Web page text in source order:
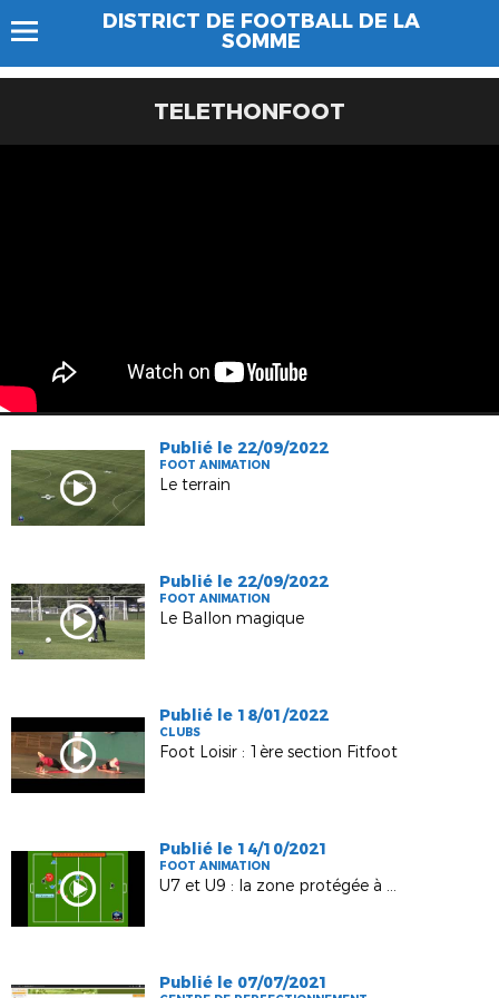
DISTRICT DE FOOTBALL DE LA
SOMME
TELETHONFOOT
Publié le 22/09/2022
FOOT ANIMATION
Le terrain
Publié le 22/09/2022
FOOT ANIMATION
Le Ballon magique
Publié le 18/01/2022
CLUBS
Foot Loisir : 1ère section Fitfoot
Publié le 14/10/2021
FOOT ANIMATION
U7 et U9 : la zone protégée à 8m
Publié le 07/07/2021